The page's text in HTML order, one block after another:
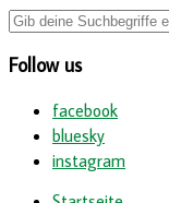
Follow us
facebook
bluesky
instagram